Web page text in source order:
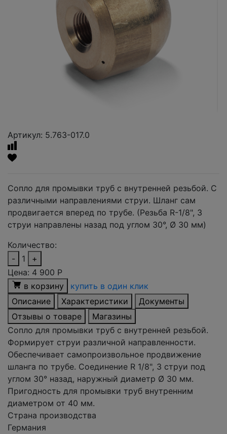
Артикул: 5.763-017.0
Сопло для промывки труб с внутренней резьбой. С
различными направлениями струи. Шланг сам
продвигается вперед по трубе. (Резьба R-1/8", 3
струи направлены назад под углом 30°, Ø 30 мм)
Количество:
-
1
+
Цена: 4 900 Р
в корзину
купить в один клик
Описание
Характеристики
Документы
Отзывы о товаре
Магазины
Сопло для промывки труб с внутренней резьбой.
Формирует струи различной направленности.
Обеспечивает самопроизвольное продвижение
шланга по трубе. Соединение R 1/8", 3 струи под
углом 30° назад, наружный диаметр Ø 30 мм.
Пригодность для промывки труб внутренним
диаметром от 40 мм.
Страна производства
Германия